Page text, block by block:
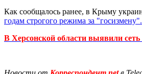
Как сообщалось ранее, в Крыму
годам строгого режима за "госизмену".
В Херсонской области выявили